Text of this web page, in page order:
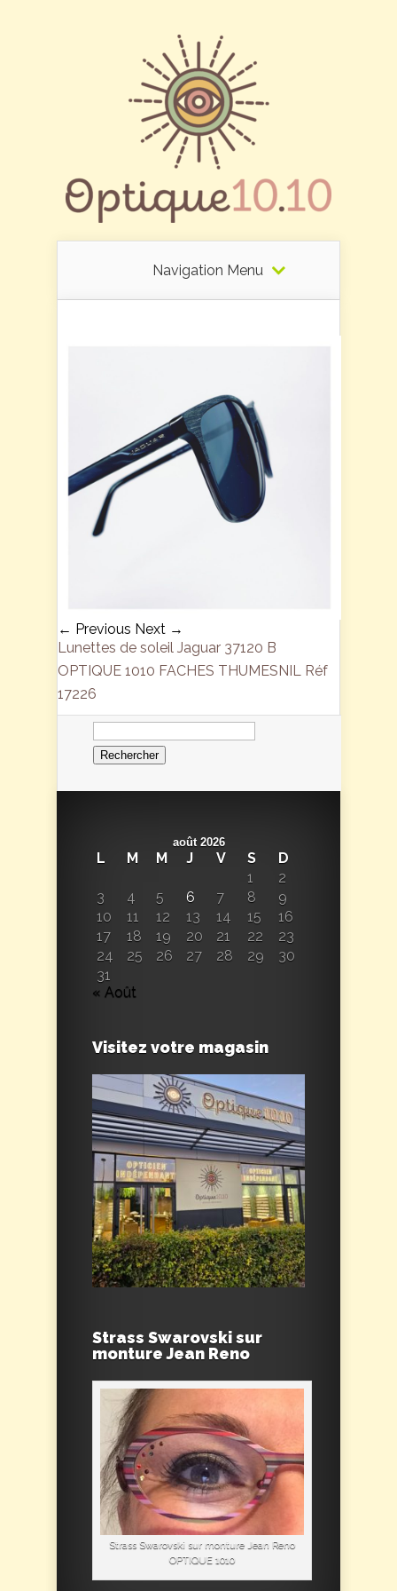
Navigation Menu
← Previous Next →
Lunettes de soleil Jaguar 37120 B
OPTIQUE 1010 FACHES THUMESNIL Réf
17226
Rechercher :
août 2026
L M M J V S
D
1
2
3
4 5 6 7 8
9
10
11 12 13 14 15
16
17
18 19 20 21 22
23
24
25 26 27 28 29
30
31
« Août
Visitez votre magasin
Strass Swarovski sur
monture Jean Reno
Strass Swarovski sur monture Jean Reno
OPTIQUE 1010